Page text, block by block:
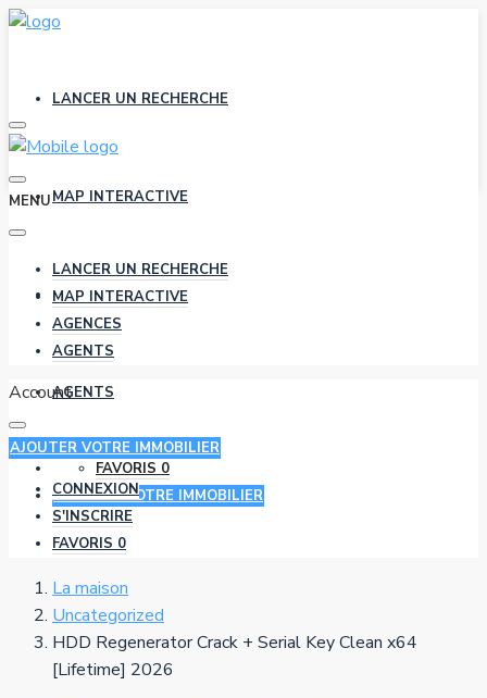
LANCER UN RECHERCHE
MAP INTERACTIVE
AGENCES
AGENTS
FAVORIS 0
AJOUTER VOTRE IMMOBILIER
MENU
LANCER UN RECHERCHE
MAP INTERACTIVE
AGENCES
AGENTS
Account
AJOUTER VOTRE IMMOBILIER
CONNEXION
S'INSCRIRE
FAVORIS 0
La maison
Uncategorized
HDD Regenerator Crack + Serial Key Clean x64
[Lifetime] 2026